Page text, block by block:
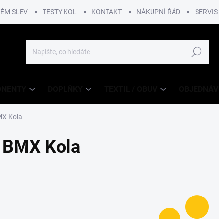
SLEV TESTY KOL KONTAKT NÁKUPNÍ ŘÁD SERVIS
Hledat
Kola
BMX Kola